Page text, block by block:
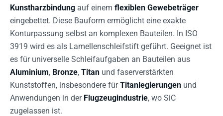
Kunstharzbindung auf einem flexiblen Gewebeträger
eingebettet. Diese Bauform ermöglicht eine exakte
Konturpassung selbst an komplexen Bauteilen. In ISO
3919 wird es als Lamellenschleifstift geführt. Geeignet ist
es für universelle Schleifaufgaben an Bauteilen aus
Aluminium, Bronze, Titan und faserverstärkten
Kunststoffen, insbesondere fürTitanlegierungen und
Anwendungen in der Flugzeugindustrie, wo SiC
zugelassen ist.